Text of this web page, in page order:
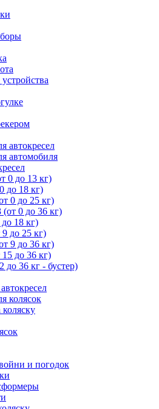
автокресел
автомобиля
0 до 13 кг)
до 18 кг)
0 до 25 кг)
0 до 36 кг)
18 кг)
до 25 кг)
9 до 36 кг)
до 36 кг)
до 36 кг - бустер)
колясок
и погодок